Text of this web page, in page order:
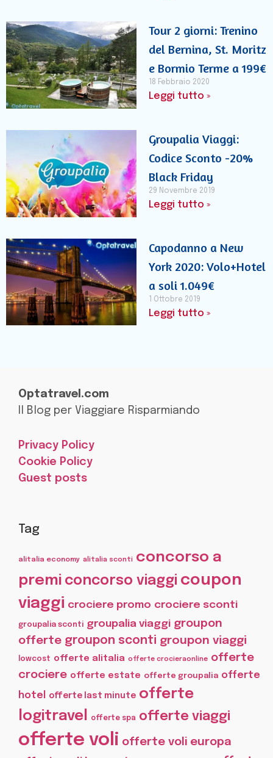
Tour 2 giorni: Trenino
del Bernina, St. Moritz
e Bormio Terme a 199€
18 Febbraio 2020
Leggi tutto »
Groupalia Viaggi:
Codice Sconto -20%
Black Friday
29 Novembre 2019
Leggi tutto »
Capodanno a New
York 2020: Volo+Hotel
a soli 1.049€
1 Ottobre 2019
Leggi tutto »
Optatravel.com
Il Blog per Viaggiare Risparmiando
Privacy Policy
Cookie Policy
Guest posts
Tag
alitalia economy alitalia sconti concorso a
premi concorso viaggi coupon
viaggi crociere promo crociere sconti
groupalia sconti groupalia viaggi groupon
offerte groupon sconti groupon viaggi
lowcost offerte alitalia offerte crocieraonline offerte
crociere offerte estate offerte groupalia offerte
hotel
offerte last minute offerte
logitravel offerte spa offerte viaggi
offerte voli offerte voli europa